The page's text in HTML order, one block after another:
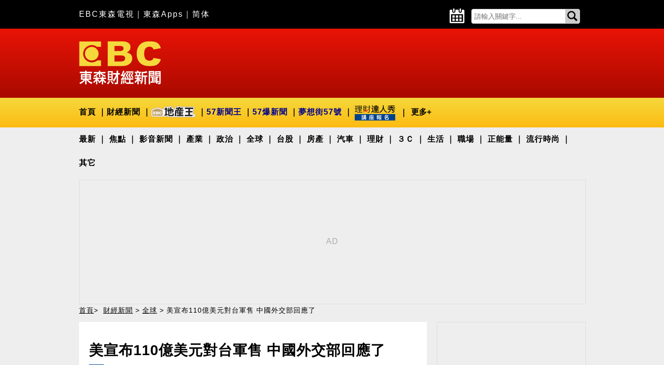
EBC東森電視 東森Apps 简体
首頁 財經新聞 57新聞王 57爆新聞 夢想街57號 更多+
最新 焦點 影音新聞 產業 政治 全球 台股 房產 汽車 理財 ３Ｃ 生活 職場 正能量 流行時尚
其它
首頁> 財經新聞 > 全球 > 美宣布110億美元對台軍售 中國外交部回應了
美宣布110億美元對台軍售 中國外交部回應了